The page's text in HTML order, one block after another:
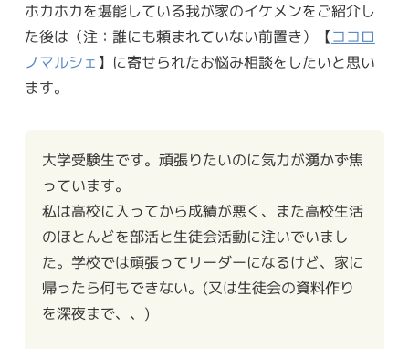
ホカホカを堪能している我が家のイケメンをご紹介し
た後は（注：誰にも頼まれていない前置き）【ココロ
ノマルシェ 】に寄せられたお悩み相談をしたいと思い
ます。
大学受験生です。頑張りたいのに気力が湧かず焦
っています。
私は高校に入ってから成績が悪く、また高校生活
のほとんどを部活と生徒会活動に注いでいまし
た。学校では頑張ってリーダーになるけど、家に
帰ったら何もできない。(又は生徒会の資料作り
を深夜まで、、)